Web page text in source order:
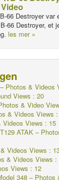
66 Destroyer var
66 Destroyer, et
les mer »
Photos & Videos
Views : 20
& Video
& Videos Views
Videos Views : 15
ATAK –
Videos Views :
& Videos Views :
Views : 12
348 – Photos